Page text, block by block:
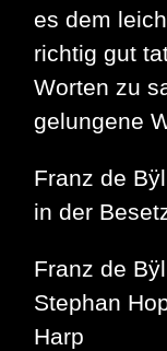
es dem
richtig gut
Worten zu
gelungene
Franz de
in der
Franz de
Stephan
Harp